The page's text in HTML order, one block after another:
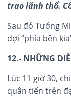
trao lãnh thổ.
Sau đó Tướng
đợi “phía bên
12.- NHỮNG
Lúc 11 giờ 30,
quân tiến trên